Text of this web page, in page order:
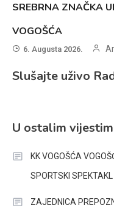
SREBRNA ZNAČKA
VOGOŠĆA
6. Augusta 2026.
Slušajte uživo
U ostalim
KK VOGOŠĆA
SPORTSKI SPEKTAKL
ZAJEDNICA